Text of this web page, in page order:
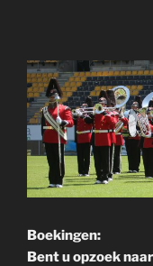
Boekingen:
Bent u opzoek